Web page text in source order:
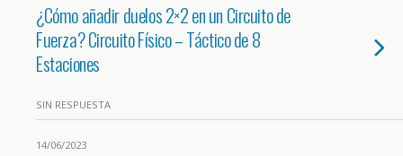
¿Cómo añadir duelos 2×2 en un Circuito de
Fuerza? Circuito Físico – Táctico de 8
Estaciones
SIN RESPUESTA
14/06/2023